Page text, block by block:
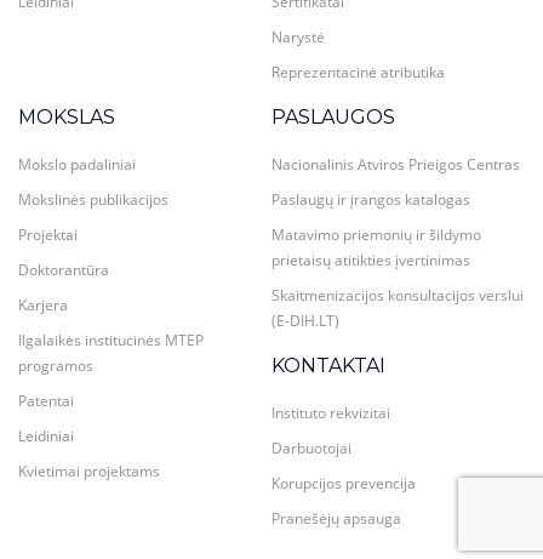
Narystė
Reprezentacinė atributika
MOKSLAS
Mokslo padaliniai
Mokslinės publikacijos
Projektai
Doktorantūra
Karjera
Ilgalaikės institucinės MTEP
programos
Patentai
Leidiniai
Kvietimai projektams
PASLAUGOS
Nacionalinis Atviros Prieigos Centras
Paslaugų ir įrangos katalogas
Matavimo priemonių ir šildymo
prietaisų atitikties įvertinimas
Skaitmenizacijos konsultacijos verslui
(E-DIH.LT)
KONTAKTAI
Instituto rekvizitai
Darbuotojai
Korupcijos prevencija
Pranešėjų apsauga